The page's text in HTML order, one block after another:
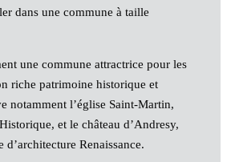
dans une commune à taille
une commune attractrice pour les
riche patrimoine historique et
notamment l’église Saint-Martin,
et le château d’Andresy,
d’architecture Renaissance.